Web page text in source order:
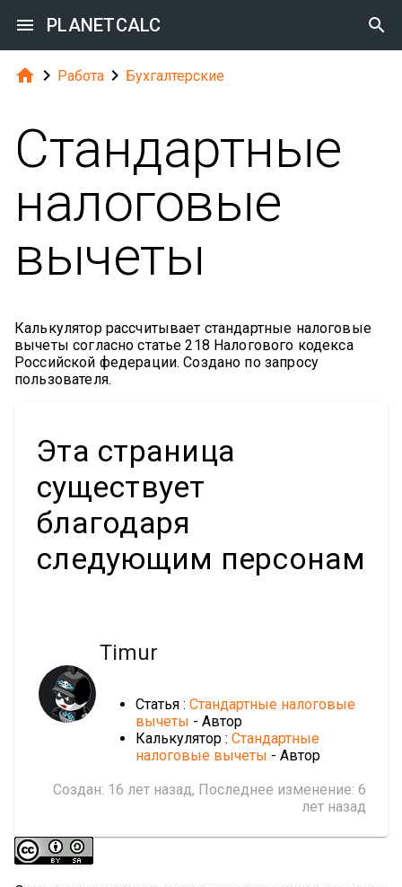
 PLANETCALC 
  Работа  Бухгалтерские
Стандартные
налоговые
вычеты
Калькулятор рассчитывает стандартные налоговые
вычеты согласно статье 218 Налогового кодекса
Российской федерации. Создано по запросу
пользователя.
Эта страница
существует
благодаря
следующим персонам
Timur
Статья : Стандартные налоговые
вычеты - Автор
Калькулятор : Стандартные
налоговые вычеты - Автор
Создан: 16 лет назад, Последнее изменение: 6
лет назад